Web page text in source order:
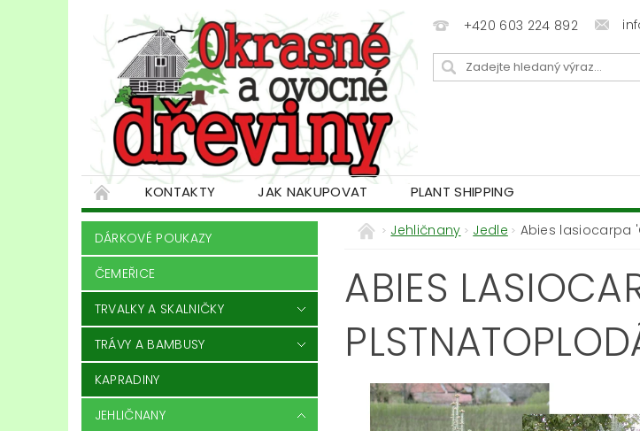
+420 603 224 892
KONTAKTY JAK NAKUPOVAT PLANT SHIPPING
DÁRKOVÉ POUKAZY
ČEMEŘICE
TRVALKY A SKALNIČKY
TRÁVY A BAMBUSY
KAPRADINY
JEHLIČNANY
Jehličnany Jedle Abies lasiocarpa
ABIES